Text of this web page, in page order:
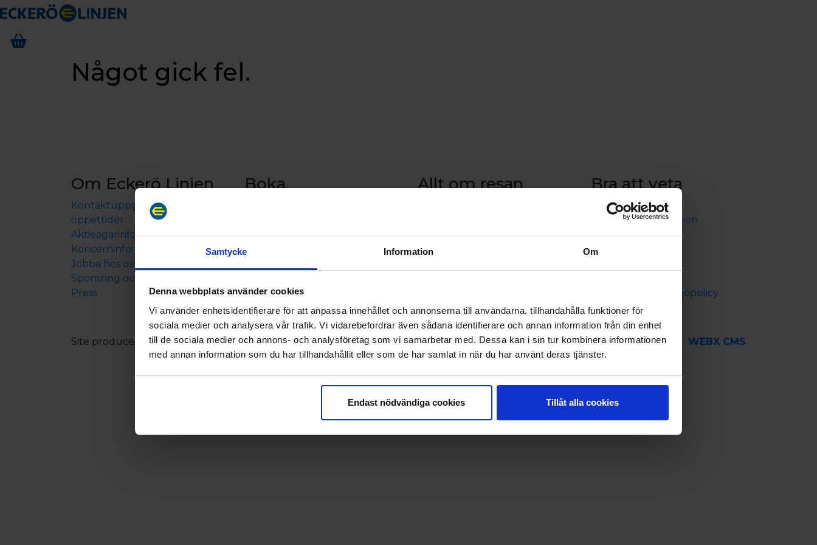
Samtycke Information Om
Denna webbplats använder cookies
Vi använder enhetsidentifierare för att anpassa innehållet och annonserna till användarna, tillhandahålla funktioner för
sociala medier och analysera vår trafik. Vi vidarebefordrar även sådana identifierare och annan information från din enhet
till de sociala medier och annons- och analysföretag som vi samarbetar med. Dessa kan i sin tur kombinera informationen
med annan information som du har tillhandahållit eller som de har samlat in när du har använt deras tjänster.
Endast nödvändiga cookies Tillåt alla cookies
Något gick fel.
Om Eckerö Linjen
Kontaktuppgifter och
öppettider
Aktieägarinformation
Koncerninformation
Jobba hos oss
Sponsring och samarbeten
Press
Boka
Resepaket till Åland
Allt om resan
Ombord
Resebroschyr
Bra att veta
Trafikinformation
Viktig reseinformation
Bokningsvillkor
Cargo
Säkerhets- och miljöpolicy
Site produced by Visit Groupwith Citybreak™ Information & Reservation System. WEBX CMS